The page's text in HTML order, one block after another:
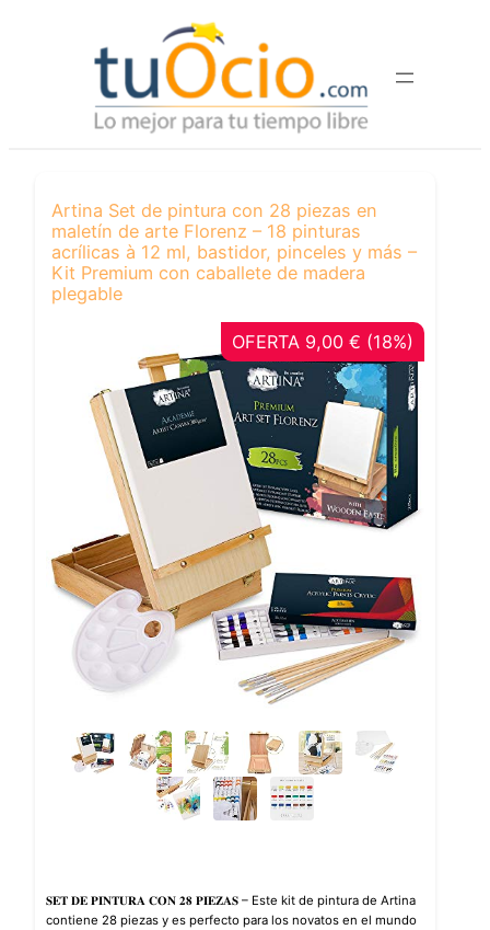
Artina Set de pintura con 28 piezas en
maletín de arte Florenz – 18 pinturas
acrílicas à 12 ml, bastidor, pinceles y más –
Kit Premium con caballete de madera
plegable
OFERTA 9,00 € (18%)
𝐒𝐄𝐓 𝐃𝐄 𝐏𝐈𝐍𝐓𝐔𝐑𝐀 𝐂𝐎𝐍 𝟐𝟖 𝐏𝐈𝐄𝐙𝐀𝐒 – Este kit de pintura de Artina
contiene 28 piezas y es perfecto para los novatos en el mundo